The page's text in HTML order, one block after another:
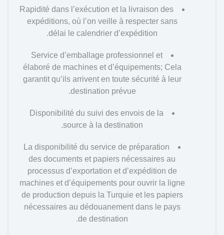
Rapidité dans l’exécution et la livraison des
expéditions, où l’on veille à respecter sans
délai le calendrier d’expédition.
Service d’emballage professionnel et
élaboré de machines et d’équipements; Cela
garantit qu’ils arrivent en toute sécurité à leur
destination prévue.
Disponibilité du suivi des envois de la
source à la destination.
La disponibilité du service de préparation
des documents et papiers nécessaires au
processus d’exportation et d’expédition de
machines et d’équipements pour ouvrir la ligne
de production depuis la Turquie et les papiers
nécessaires au dédouanement dans le pays
de destination.